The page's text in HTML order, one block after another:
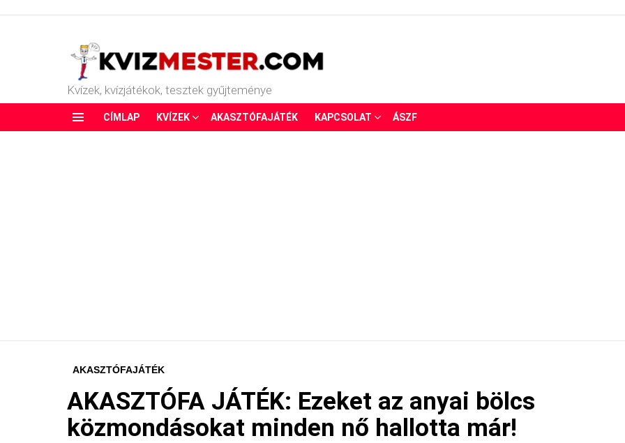
Kvízek, kvízjátékok, tesztek gyűjteménye
CÍMLAP KVÍZEK AKASZTÓFAJÁTÉK KAPCSOLAT ÁSZF
AKASZTÓFAJÁTÉK
AKASZTÓFA JÁTÉK: Ezeket az anyai bölcs
közmondásokat minden nő hallotta már!